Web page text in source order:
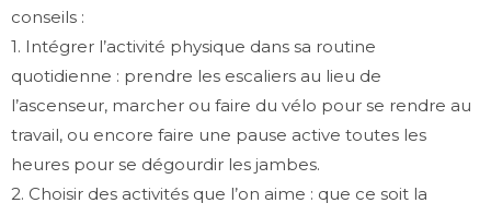
conseils :
1. Intégrer l’activité physique dans sa routine
quotidienne : prendre les escaliers au lieu de
l’ascenseur, marcher ou faire du vélo pour se rendre au
travail, ou encore faire une pause active toutes les
heures pour se dégourdir les jambes.
2. Choisir des activités que l’on aime : que ce soit la